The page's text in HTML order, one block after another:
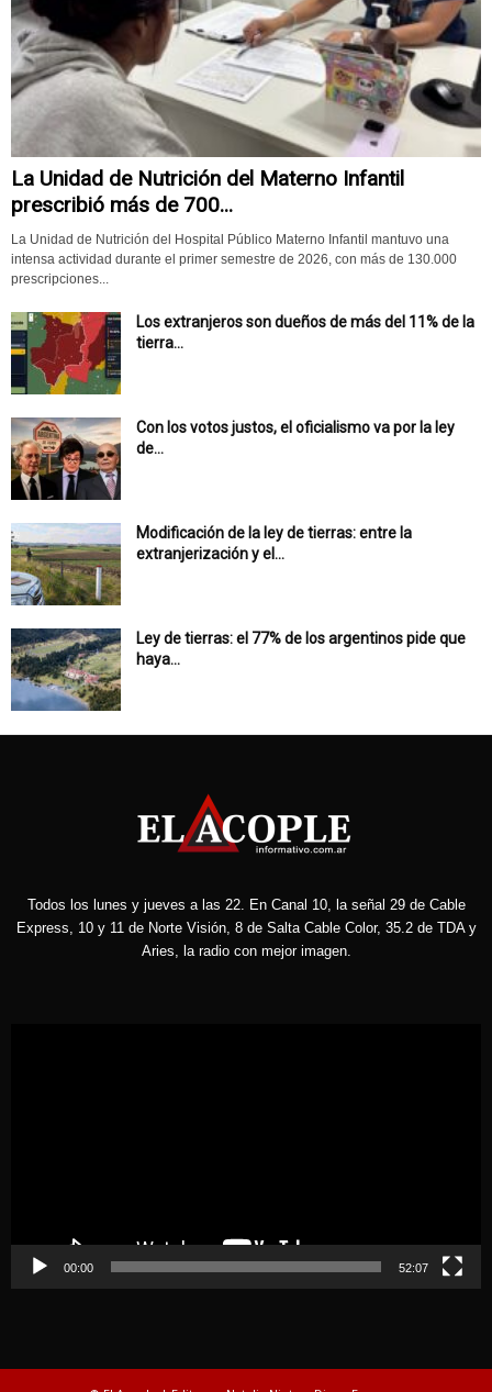
La Unidad de Nutrición del Materno Infantil
prescribió más de 700...
La Unidad de Nutrición del Hospital Público Materno Infantil mantuvo una
intensa actividad durante el primer semestre de 2026, con más de 130.000
prescripciones...
Los extranjeros son dueños de más del 11% de la
tierra...
Con los votos justos, el oficialismo va por la ley
de...
Modificación de la ley de tierras: entre la
extranjerización y el...
Ley de tierras: el 77% de los argentinos pide que
haya...
Todos los lunes y jueves a las 22. En Canal 10, la señal 29 de Cable
Express, 10 y 11 de Norte Visión, 8 de Salta Cable Color, 35.2 de TDA y
Aries, la radio con mejor imagen.
00:00 52:07